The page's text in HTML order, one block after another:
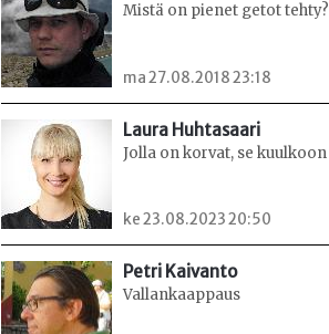
Mistä on pienet getot tehty?
ma 27.08.2018 23:18
Laura Huhtasaari
Jolla on korvat, se kuulkoon
ke 23.08.2023 20:50
Petri Kaivanto
Vallankaappaus